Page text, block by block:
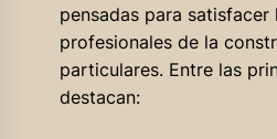
pensadas para
profesionales de la
particulares. Entre las
destacan: